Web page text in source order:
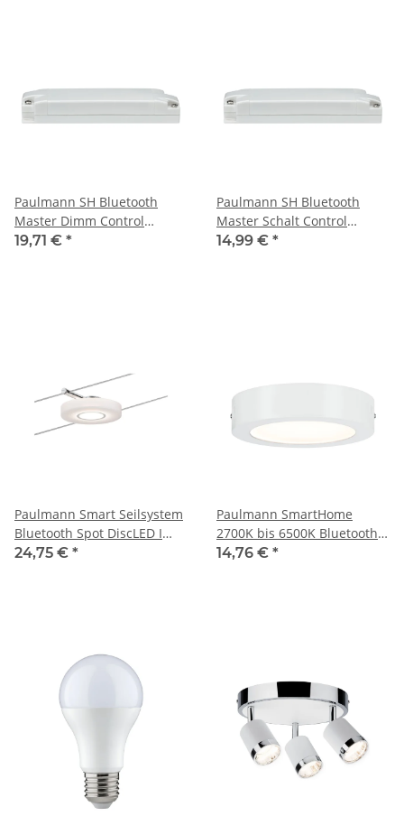
Paulmann SH Bluetooth
Master Dimm Control
mx500W AC W
19,71 € *
Paulmann SH Bluetooth
Master Schalt Control
mx500W AC W
14,99 € *
Paulmann Smart Seilsystem
Bluetooth Spot DiscLED I
1x4W Satin 12V DC Tunable
24,75 € *
Paulmann SmartHome
2700K bis 6500K Bluetooth
Nox LED Panel 170mm 11W
14,76 € *